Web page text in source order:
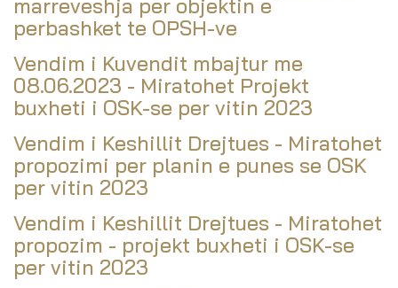
marreveshja per objektin e
perbashket te OPSH-ve
Vendim i Kuvendit mbajtur me
08.06.2023 - Miratohet Projekt
buxheti i OSK-se per vitin 2023
Vendim i Keshillit Drejtues - Miratohet
propozimi per planin e punes se OSK
per vitin 2023
Vendim i Keshillit Drejtues - Miratohet
propozim - projekt buxheti i OSK-se
per vitin 2023